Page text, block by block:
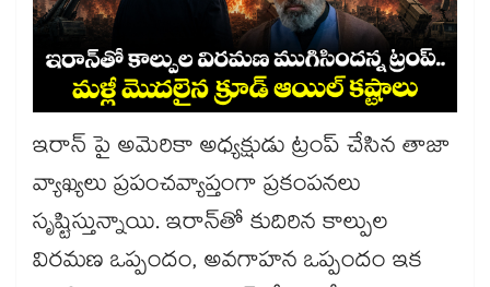
ఇరాన్ పై అమెరికా అధ్యక్షుడు ట్రంప్ చేసిన తాజా
వ్యాఖ్యలు ప్రపంచవ్యాప్తంగా ప్రకంపనలు
సృష్టిస్తున్నాయి. ఇరాన్‌తో కుదిరిన కాల్పుల
విరమణ ఒప్పందం, అవగాహన ఒప్పందం ఇక